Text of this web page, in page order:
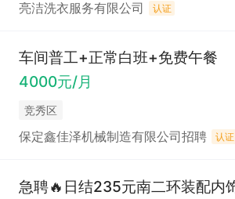
亮洁洗衣服务有限公司 认证
车间普工+正常白班+免费午餐
4000元/月
竞秀区
保定鑫佳泽机械制造有限公司招聘 认证